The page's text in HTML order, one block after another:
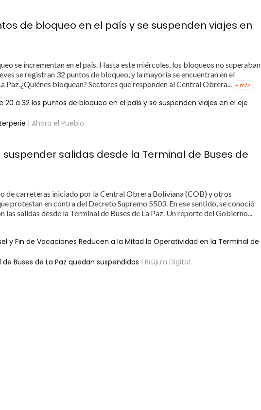
de bloqueo en el país y se suspenden viajes en
se incrementan en el país. Hasta este miércoles, los bloqueos no superaban
se registran 32 puntos de bloqueo, y la mayoría se encuentran en el
Paz,¿Quiénes bloquean? Sectores que responden al Central Obrera... + más
20 a 32 los puntos de bloqueo en el país y se suspenden viajes en el eje
| Ahora el Pueblo
salidas desde la Terminal de Buses de
de carreteras iniciado por la Central Obrera Boliviana (COB) y otros
protestan en contra del Decreto Supremo 5503. En ese sentido, se conoció
las salidas desde la Terminal de Buses de La Paz. Un reporte del Gobierno...
y Fin de Vacaciones Reducen a la Mitad la Operatividad en la Terminal de
Buses de La Paz quedan suspendidas | Brújula Digital